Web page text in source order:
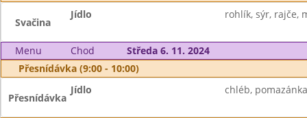
Svačina
Jídlo rohlík, sýr, rajče,
Menu Chod
Středa 6. 11. 2024
Přesnídávka (9:00 - 10:00)
Přesnídávka
Jídlo chléb,